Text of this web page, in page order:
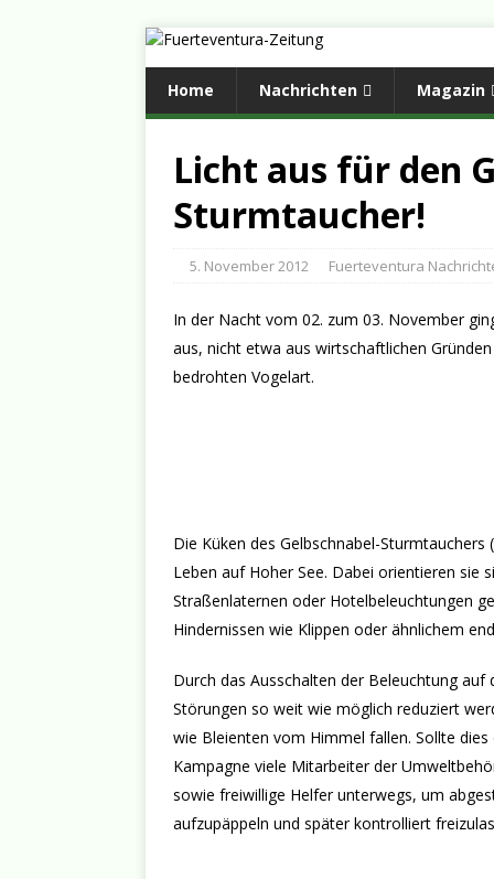
Home Nachrichten Magazin
Licht aus für den
Sturmtaucher!
5. November 2012 Fuerteventura
In der Nacht vom 02. zum 03. November
aus, nicht etwa aus wirtschaftlichen
bedrohten Vogelart.
Die Küken des Gelbschnabel-
Leben auf Hoher See. Dabei orientieren sie
Straßenlaternen oder Hotelbeleuchtungen
Hindernissen wie Klippen oder ähnlichem
Durch das Ausschalten der Beleuchtung
Störungen so weit wie möglich reduziert
wie Bleienten vom Himmel fallen. Sollte
Kampagne viele Mitarbeiter der
sowie freiwillige Helfer unterwegs, um
aufzupäppeln und später kontrolliert